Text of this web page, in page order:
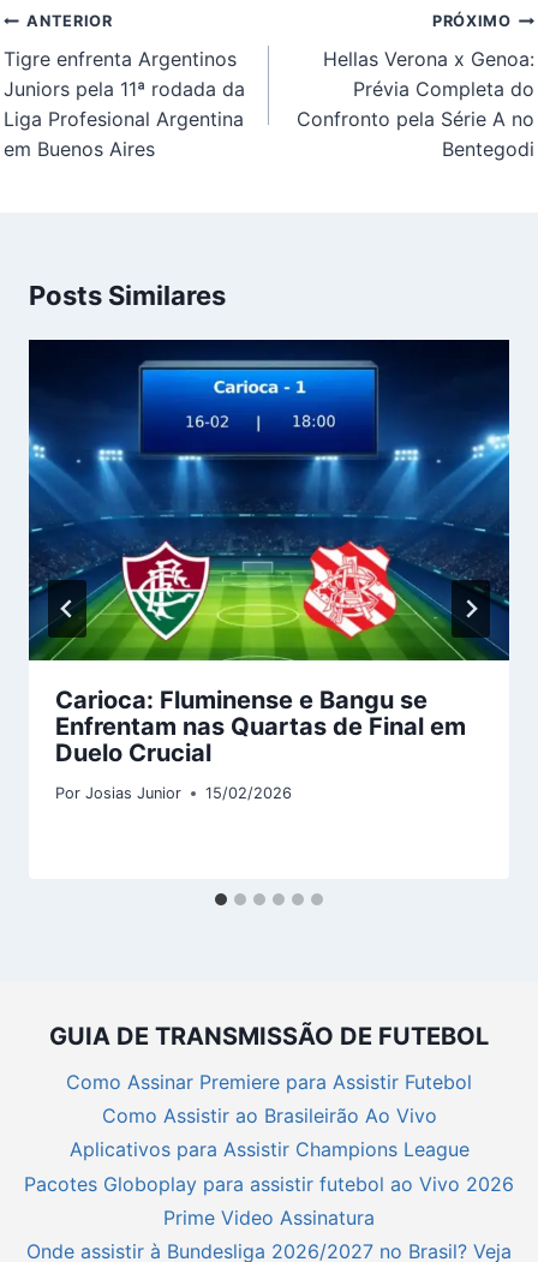
Navegação
de
Post
ANTERIOR
Tigre enfrenta Argentinos
Juniors pela 11ª rodada da
Liga Profesional Argentina
em Buenos Aires
PRÓXIMO
Hellas Verona x Genoa:
Prévia Completa do
Confronto pela Série A no
Bentegodi
Posts Similares
Carioca: Fluminense e Bangu se
Enfrentam nas Quartas de Final em
Duelo Crucial
Por Josias Junior 15/02/2026
GUIA DE TRANSMISSÃO DE FUTEBOL
Como Assinar Premiere para Assistir Futebol
Como Assistir ao Brasileirão Ao Vivo
Aplicativos para Assistir Champions League
Pacotes Globoplay para assistir futebol ao Vivo 2026
Prime Video Assinatura
Onde assistir à Bundesliga 2026/2027 no Brasil? Veja